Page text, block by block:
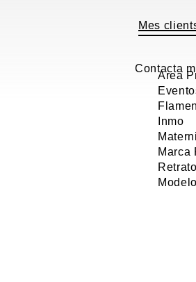
Mes
Area
Inmo
Marca
Contacta